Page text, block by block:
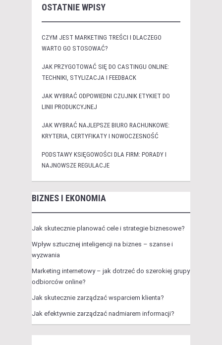
OSTATNIE WPISY
CZYM JEST MARKETING TREŚCI I DLACZEGO
WARTO GO STOSOWAĆ?
JAK PRZYGOTOWAĆ SIĘ DO CASTINGU ONLINE:
TECHNIKI, STYLIZACJA I FEEDBACK
JAK WYBRAĆ ODPOWIEDNI CZUJNIK ETYKIET DO
LINII PRODUKCYJNEJ
JAK WYBRAĆ NAJLEPSZE BIURO RACHUNKOWE:
KRYTERIA, CERTYFIKATY I NOWOCZESNOŚĆ
PODSTAWY KSIĘGOWOŚCI DLA FIRM: PORADY I
NAJNOWSZE REGULACJE
BIZNES I EKONOMIA
Jak skutecznie planować cele i strategie biznesowe?
Wpływ sztucznej inteligencji na biznes – szanse i
wyzwania
Marketing internetowy – jak dotrzeć do szerokiej grupy
odbiorców online?
Jak skutecznie zarządzać wsparciem klienta?
Jak efektywnie zarządzać nadmiarem informacji?